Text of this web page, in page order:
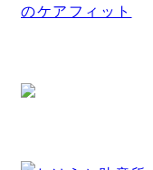
のケアフィット